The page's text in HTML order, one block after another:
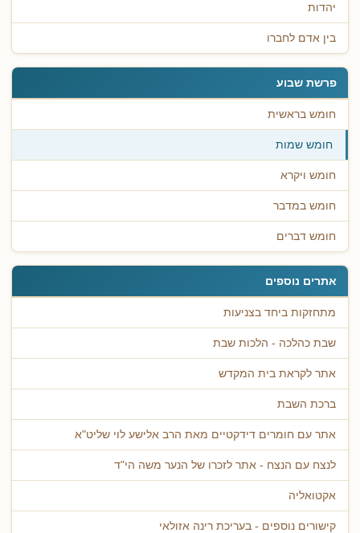
יהדות
בין אדם לחברו
פרשת שבוע
חומש בראשית
חומש שמות
חומש ויקרא
חומש במדבר
חומש דברים
אתרים נוספים
מתחזקות ביחד בצניעות
שבת כהלכה - הלכות שבת
אתר לקראת בית המקדש
ברכת השבת
אתר עם חומרים דידקטיים מאת הרב אלישע לוי שליט"א
לנצח עם הנצח - אתר לזכרו של הנער משה הי"ד
אקטואליה
קישורים נוספים - בעריכת רינה אזולאי